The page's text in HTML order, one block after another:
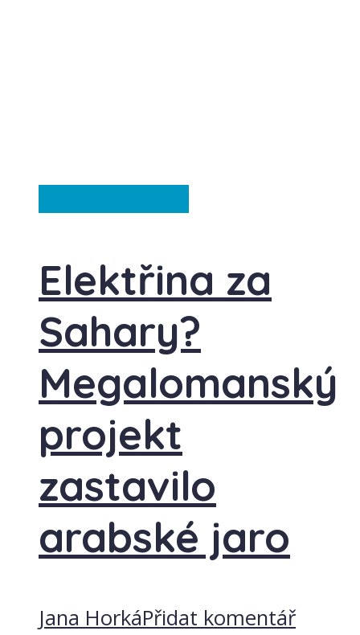
Elektřina za
Sahary?
Megalomanský
projekt
zastavilo
arabské jaro
Jana HorkáPřidat komentář